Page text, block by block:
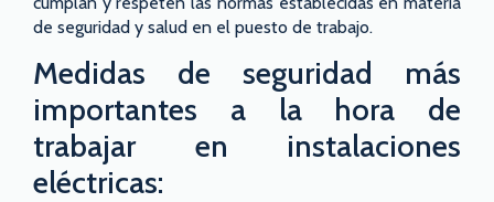
de seguridad y salud en el puesto de trabajo.
Medidas de seguridad más
importantes a la hora de
trabajar en instalaciones
eléctricas: